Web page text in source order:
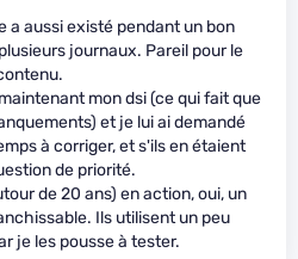
a aussi existé pendant un bon
journaux. Pareil pour le
mon dsi (ce qui fait que
et je lui ai demandé
à corriger, et s'ils en étaient
de priorité.
de 20 ans) en action, oui, un
Ils utilisent un peu
je les pousse à tester.